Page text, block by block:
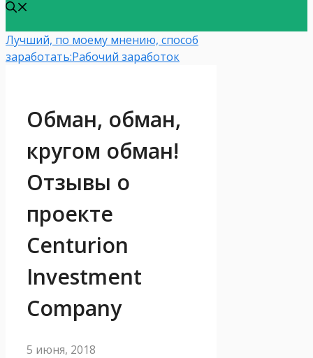
Лучший, по моему мнению, способ
заработать:Рабочий заработок
Обман, обман,
кругом обман!
Отзывы о
проекте
Centurion
Investment
Company
5 июня, 2018